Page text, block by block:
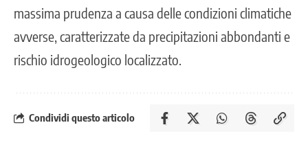
massima prudenza a causa delle condizioni climatiche
avverse, caratterizzate da precipitazioni abbondanti e
rischio idrogeologico localizzato.
Condividi questo articolo